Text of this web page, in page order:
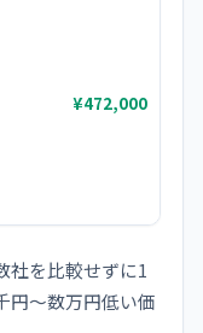
¥472,000
社を比較せずに1
円〜数万円低い価